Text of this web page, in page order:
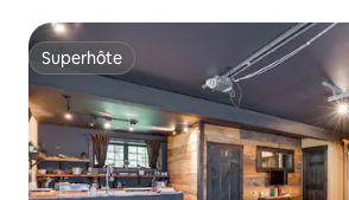
Superhôte
Superhôte